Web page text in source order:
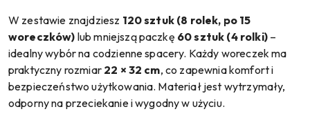
W zestawie znajdziesz 120 sztuk (8 rolek, po 15
woreczków) lub mniejszą paczkę 60 sztuk (4 rolki)–
idealny wybór na codzienne spacery. Każdy woreczek ma
praktyczny rozmiar 22 × 32 cm, co zapewnia komfort i
bezpieczeństwo użytkowania. Materiał jest wytrzymały,
odporny na przeciekanie i wygodny w użyciu.